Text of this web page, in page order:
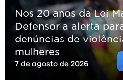
Nos 20 anos da Lei
Defensoria alerta
denúncias de
mulheres
7 de agosto de 2026